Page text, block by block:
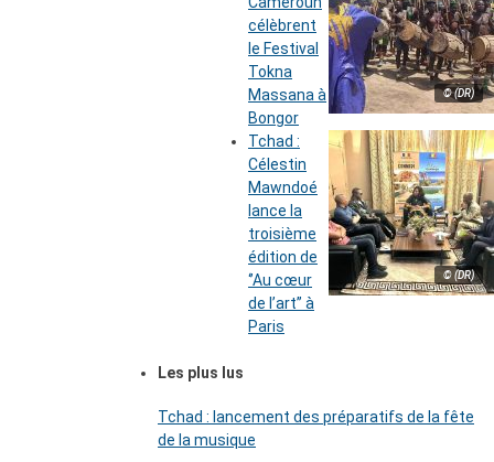
© (DR)
célèbrent
le Festival
Tokna
Massana à
Bongor
© (DR)
Tchad :
Célestin
Mawndoé
lance la
troisième
édition de
‘’Au cœur
de l’art’’ à
Paris
Les plus lus
Tchad : lancement des préparatifs de la fête
de la musique